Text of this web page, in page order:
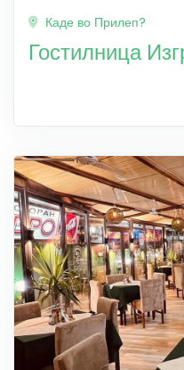
Каде во Прилеп?
Гостилница